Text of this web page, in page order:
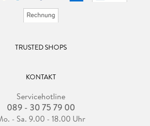
TRUSTED SHOPS
KONTAKT
Servicehotline
089 - 30 75 79 00
- Sa. 9.00 - 18.00 Uhr